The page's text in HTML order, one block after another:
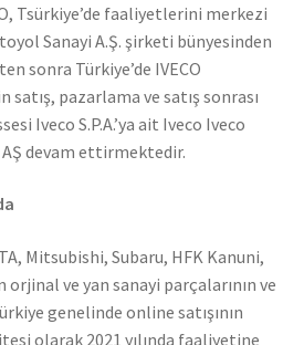
Tsürkiye’de faaliyetlerini merkezi
Sanayi A.Ş. şirketi bünyesinden
sonra Türkiye’de IVECO
satış, pazarlama ve satış sonrası
Iveco S.P.A.’ya ait Iveco Iveco
devam ettirmektedir.
Mitsubishi, Subaru, HFK Kanuni,
ve yan sanayi parçalarının ve
genelinde online satışının
olarak 2021 yılında faaliyetine